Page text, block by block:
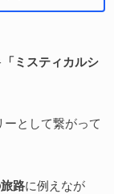
「ミスティカルシ
として繋がって
路に例えなが